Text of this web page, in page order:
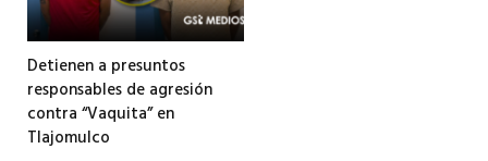
Detienen a presuntos
responsables de agresión
contra “Vaquita” en
Tlajomulco